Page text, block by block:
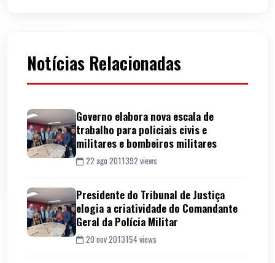
Notícias Relacionadas
Governo elabora nova escala de
trabalho para policiais civis e
militares e bombeiros militares
22 ago 2011392 views
Presidente do Tribunal de Justiça
elogia a criatividade do Comandante
Geral da Polícia Militar
20 nov 2013154 views